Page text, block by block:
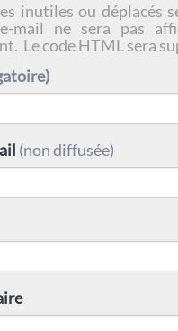
inutiles ou déplacés
mail ne sera pas
Le code HTML sera
(non diffusée)